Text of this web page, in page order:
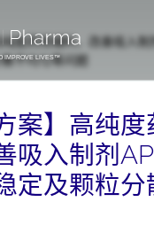
IMPROVE LIVES™
度药用辅料，改善吸入制
不均匀等问题
案】高纯
吸入制剂
定及颗粒分